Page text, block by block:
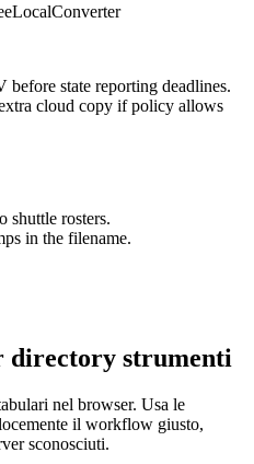
state reporting deadlines.
cloud copy if policy allows
shuttle rosters.
in the filename.
directory strumenti
nel browser. Usa le
il workflow giusto,
sconosciuti.